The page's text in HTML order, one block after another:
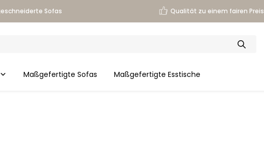
Sofas Qualität zu einem fairen Preis
Maßgefertigte Sofas Maßgefertigte Esstische